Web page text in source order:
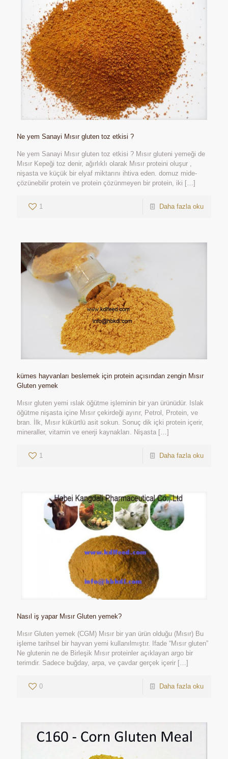
Ne yem Sanayi Mısır gluten toz etkisi ?
Ne yem Sanayi Mısır gluten toz etkisi ? Mısır gluteni yemeği de
Mısır Kepeği toz denir, ağırlıklı olarak Mısır proteini oluşur ,
nişasta ve küçük bir elyaf miktarını ihtiva eden. domuz mide-
çözünebilir protein ve protein çözünmeyen bir protein, iki […]
1 Daha fazla oku
kümes hayvanları beslemek için protein açısından zengin Mısır
Gluten yemek
Mısır gluten yemi ıslak öğütme işleminin bir yan ürünüdür. Islak
öğütme nişasta içine Mısır çekirdeği ayırır, Petrol, Protein, ve
bran. İlk, Mısır kükürtlü asit sokun. Sonuç dik içki protein içerir,
mineraller, vitamin ve enerji kaynakları. Nişasta […]
1 Daha fazla oku
Nasıl iş yapar Mısır Gluten yemek?
Mısır Gluten yemek (CGM) Mısır bir yan ürün olduğu (Mısır) Bu
işleme tarihsel bir hayvan yemi kullanılmıştır. Ifade “Mısır gluten”
Ne glutenin ne de Birleşik Mısır proteinler açıklayan argo bir
terimdir. Sadece buğday, arpa, ve çavdar gerçek içerir […]
0 Daha fazla oku